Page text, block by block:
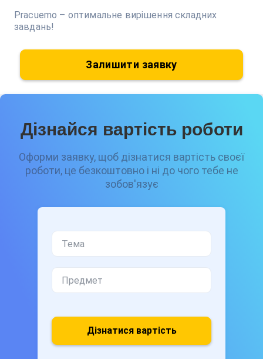
Pracuemo – оптимальне вирішення складних
завдань!
Залишити заявку
Дізнайся вартість роботи
Оформи заявку, щоб дізнатися вартість своєї
роботи, це безкоштовно і ні до чого тебе не
зобов'язує
Дізнатися вартість